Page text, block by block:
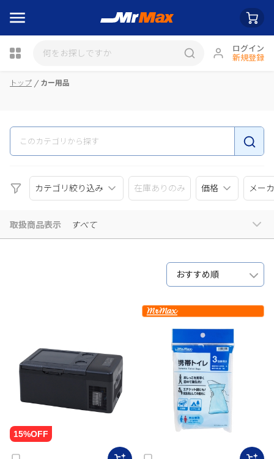
ログイン
新規登録
瓶詰
トップ カー用品
カテゴリ絞り込み 在庫ありのみ 価格 メー
取扱商品表示 すべて
おすすめ順